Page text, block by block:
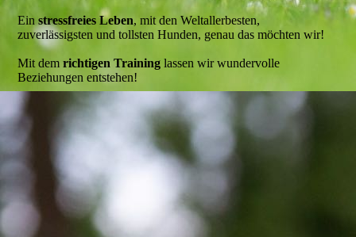
Einstressfreies Leben, mit den Weltallerbesten,
zuverlässigsten und tollsten Hunden, genau das möchten wir!
Mit demrichtigen Training lassen wir wundervolle
Beziehungen entstehen!